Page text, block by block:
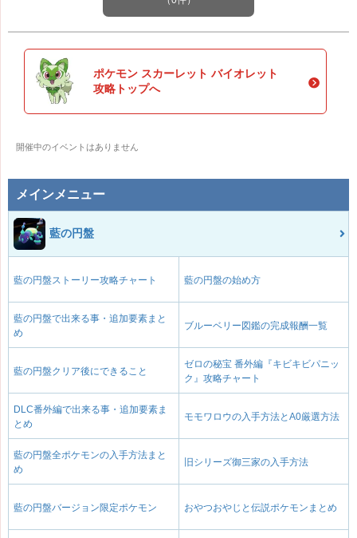
ポケモン スカーレット バイオレット
攻略トップへ
開催中のイベントはありません
メインメニュー
藍の円盤
藍の円盤ストーリー攻略チャート 藍の円盤の始め方
藍の円盤で出来る事・追加要素まと
め
ブルーベリー図鑑の完成報酬一覧
藍の円盤クリア後にできること
ゼロの秘宝 番外編『キビキビパニッ
ク』攻略チャート
DLC番外編で出来る事・追加要素ま
とめ
モモワロウの入手方法とA0厳選方法
藍の円盤全ポケモンの入手方法まと
め
旧シリーズ御三家の入手方法
藍の円盤バージョン限定ポケモン おやつおやじと伝説ポケモンまとめ